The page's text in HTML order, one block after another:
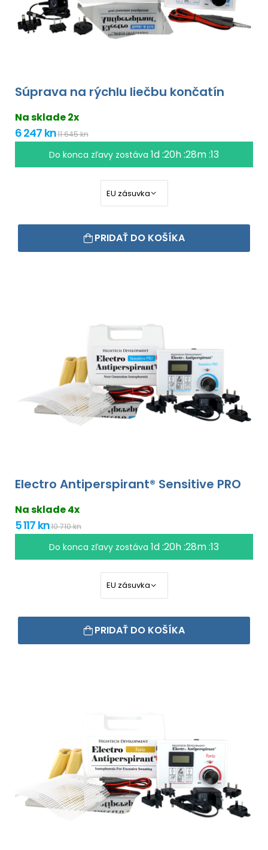
Súprava na rýchlu liečbu končatín
Na sklade 2x
6 247 kn11 645 kn
Do konca zľavy zostáva 1d :20h :28m :12
PRIDAŤ DO KOŠÍKA
Electro Antiperspirant® Sensitive PRO
Na sklade 4x
5 117 kn10 710 kn
Do konca zľavy zostáva 1d :20h :28m :12
PRIDAŤ DO KOŠÍKA